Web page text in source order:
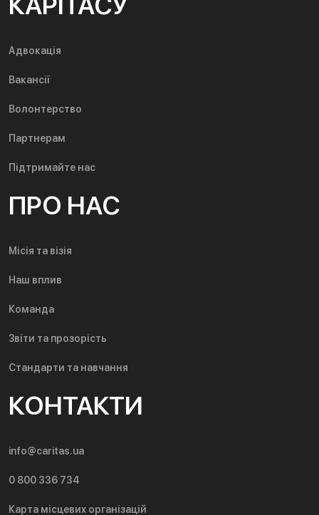
Адвокація
Вакансії
Волонтерство
Партнерам
Підтримайте нас
ПРО НАС
Місія та візія
Наш вплив
Команда
Звіти та прозорість
Стандарти та навчання
КОНТАКТИ
info@caritas.ua
0 800 336 734
Карта місцевих організацій